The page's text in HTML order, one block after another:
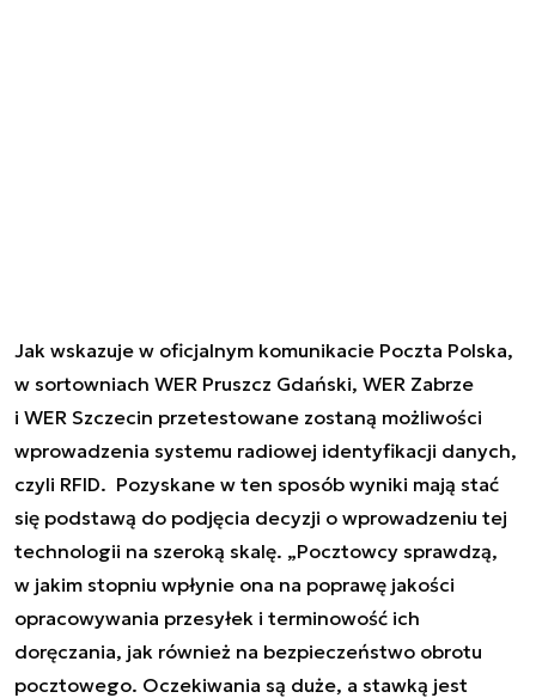
Jak wskazuje w oficjalnym komunikacie Poczta Polska,
w sortowniach WER Pruszcz Gdański, WER Zabrze
i WER Szczecin przetestowane zostaną możliwości
wprowadzenia systemu radiowej identyfikacji danych,
czyli RFID. Pozyskane w ten sposób wyniki mają stać
się podstawą do podjęcia decyzji o wprowadzeniu tej
technologii na szeroką skalę. „Pocztowcy sprawdzą,
w jakim stopniu wpłynie ona na poprawę jakości
opracowywania przesyłek i terminowość ich
doręczania, jak również na bezpieczeństwo obrotu
pocztowego. Oczekiwania są duże, a stawką jest